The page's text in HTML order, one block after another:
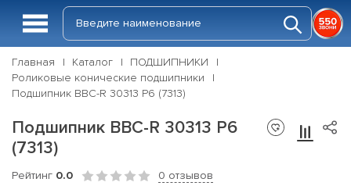
Главная Каталог
ПОДШИПНИКИ
Роликовые конические подшипники
Подшипник BBC-R 30313 P6 (7313)
Подшипник BBC-R 30313 P6
(7313)
Рейтинг 0.0 0 отзывов